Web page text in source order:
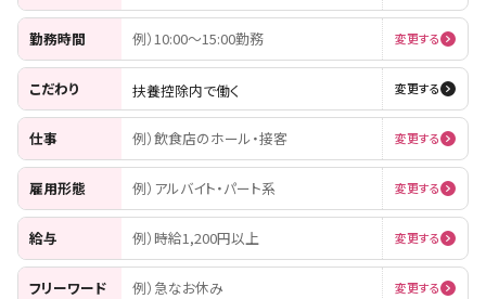
勤務時間 例）10:00〜15:00勤務 変更する
こだわり 扶養控除内で働く 変更する
仕事 例）飲食店のホール・接客 変更する
雇用形態 例）アルバイト・パート系 変更する
給与 例）時給1,200円以上 変更する
フリーワード 例）急なお休み 変更する